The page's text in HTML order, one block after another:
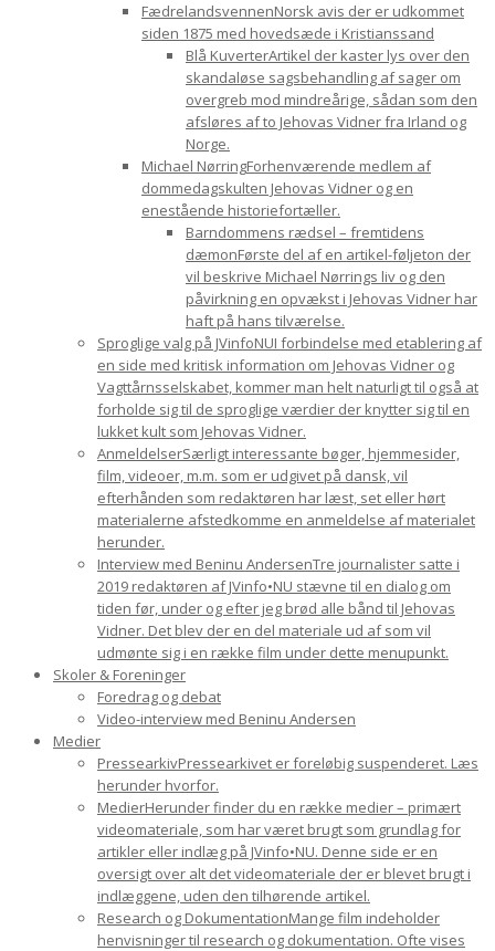
FædrelandsvennenNorsk avis der er udkommet
siden 1875 med hovedsæde i Kristianssand
Blå KuverterArtikel der kaster lys over den
skandaløse sagsbehandling af sager om
overgreb mod mindreårige, sådan som den
afsløres af to Jehovas Vidner fra Irland og
Norge.
Michael NørringForhenværende medlem af
dommedagskulten Jehovas Vidner og en
enestående historiefortæller.
Barndommens rædsel – fremtidens
dæmonFørste del af en artikel-føljeton der
vil beskrive Michael Nørrings liv og den
påvirkning en opvækst i Jehovas Vidner har
haft på hans tilværelse.
Sproglige valg på JVinfoNUI forbindelse med etablering af
en side med kritisk information om Jehovas Vidner og
Vagttårnsselskabet, kommer man helt naturligt til også at
forholde sig til de sproglige værdier der knytter sig til en
lukket kult som Jehovas Vidner.
AnmeldelserSærligt interessante bøger, hjemmesider,
film, videoer, m.m. som er udgivet på dansk, vil
efterhånden som redaktøren har læst, set eller hørt
materialerne afstedkomme en anmeldelse af materialet
herunder.
Interview med Beninu AndersenTre journalister satte i
2019 redaktøren af JVinfo•NU stævne til en dialog om
tiden før, under og efter jeg brød alle bånd til Jehovas
Vidner. Det blev der en del materiale ud af som vil
udmønte sig i en række film under dette menupunkt.
Skoler & Foreninger
Foredrag og debat
Video-interview med Beninu Andersen
Medier
PressearkivPressearkivet er foreløbig suspenderet. Læs
herunder hvorfor.
MedierHerunder finder du en række medier – primært
videomateriale, som har været brugt som grundlag for
artikler eller indlæg på JVinfo•NU. Denne side er en
oversigt over alt det videomateriale der er blevet brugt i
indlæggene, uden den tilhørende artikel.
Research og DokumentationMange film indeholder
henvisninger til research og dokumentation. Ofte vises